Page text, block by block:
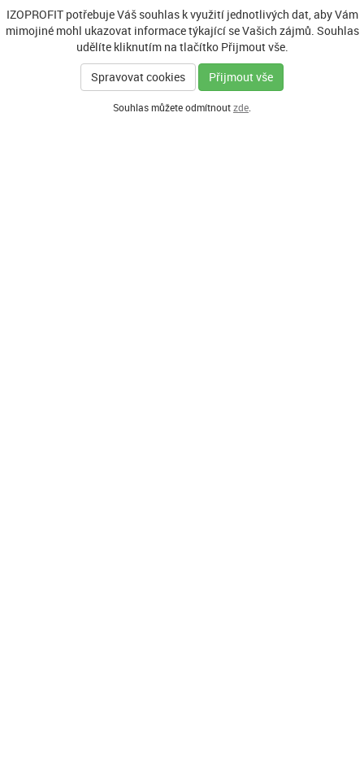
IZOPROFIT potřebuje Váš souhlas k využití jednotlivých dat, aby Vám
mimojiné mohl ukazovat informace týkající se Vašich zájmů. Souhlas
udělíte kliknutím na tlačítko Přijmout vše.
Spravovat cookies
Přijmout vše
Souhlas můžete odmítnoutzde